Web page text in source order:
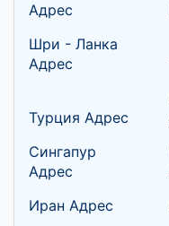
Адрес
Шри - Ланка
Адрес
Турция Адрес
Сингапур
Адрес
Иран Адрес